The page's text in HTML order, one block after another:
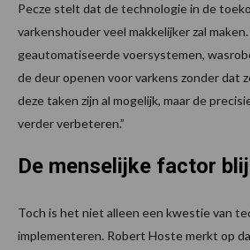
Pecze stelt dat de technologie in de
varkenshouder veel makkelijker zal maken.
geautomatiseerde voersystemen,
de deur openen voor varkens zonder dat
deze taken zijn al mogelijk, maar de
verder verbeteren.”
De menselijke factor
Toch is het niet alleen een kwestie van
implementeren. Robert Hoste merkt op